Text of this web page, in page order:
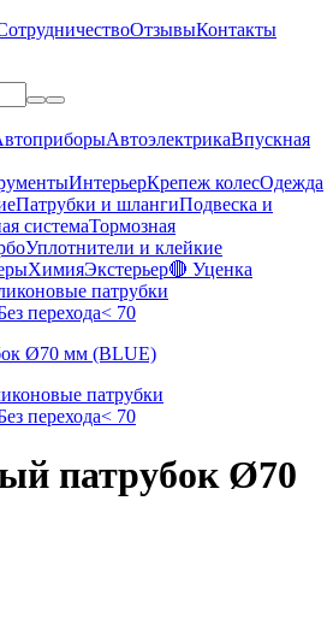
ОтзывыКонтакты
АвтоэлектрикаВпускная
ИнтерьерКрепеж колесОдежда
Патрубки и шлангиПодвеска и
системаТормозная
Уплотнители и клейкие
ХимияЭкстерьер🔴 Уценка
патрубки
перехода< 70
патрубки
перехода< 70
патрубок Ø70